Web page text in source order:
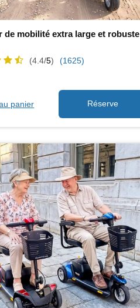
de mobilité extra large et robuste
(4.4/5) (1625)
panier